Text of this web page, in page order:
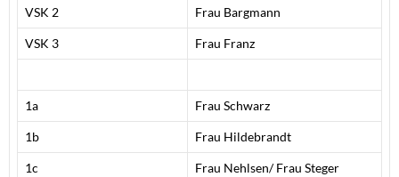
VSK 2 Frau Bargmann
VSK 3 Frau Franz
1a Frau Schwarz
1b Frau Hildebrandt
1c Frau Nehlsen/ Frau Steger